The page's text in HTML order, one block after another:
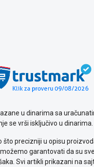
u dinarima sa
se vrši isključivo u dinarima.
precizniji u opisu
garantovati da su
Svi artikli prikazani na